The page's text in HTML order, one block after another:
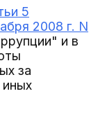
5
2008 г. N
и в
за
иных